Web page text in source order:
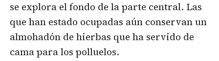
se explora el fondo de la parte central. Las
que han estado ocupadas aún conservan un
almohadón de hierbas que ha servido de
cama para los polluelos.